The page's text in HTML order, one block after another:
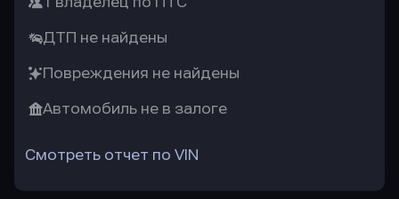
ДТП не найдены
Повреждения не найдены
Автомобиль не в залоге
Смотреть отчет по VIN